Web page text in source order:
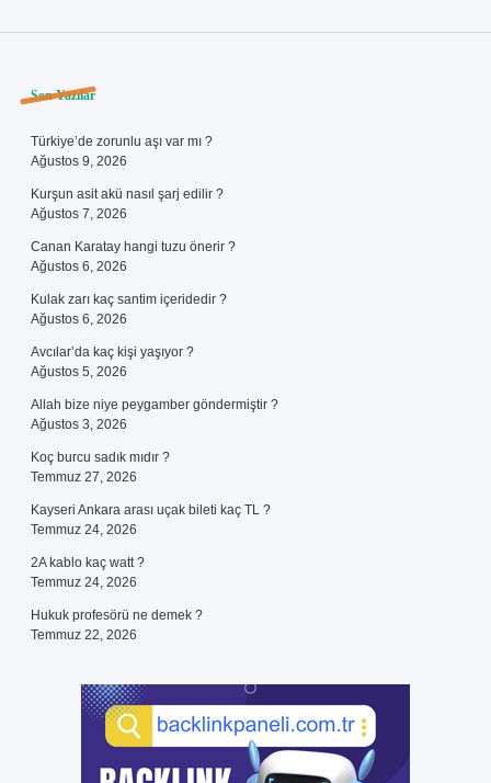
Sidebar
Son Yazılar
Türkiye’de zorunlu aşı var mı ?
Ağustos 9, 2026
Kurşun asit akü nasıl şarj edilir ?
Ağustos 7, 2026
Canan Karatay hangi tuzu önerir ?
Ağustos 6, 2026
Kulak zarı kaç santim içeridedir ?
Ağustos 6, 2026
Avcılar’da kaç kişi yaşıyor ?
Ağustos 5, 2026
Allah bize niye peygamber göndermiştir ?
Ağustos 3, 2026
Koç burcu sadık mıdır ?
Temmuz 27, 2026
Kayseri Ankara arası uçak bileti kaç TL ?
Temmuz 24, 2026
2A kablo kaç watt ?
Temmuz 24, 2026
Hukuk profesörü ne demek ?
Temmuz 22, 2026